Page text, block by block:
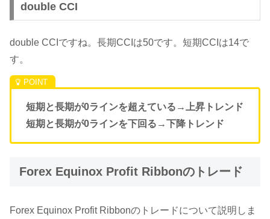
double CCI
double CCIですね。長期CCIは50です。短期CCIは14で
す。
短期と長期が0ラインを超えている→上昇トレンド
短期と長期が0ラインを下回る→下降トレンド
Forex Equinox Profit Ribbonのトレード
Forex Equinox Profit Ribbonのトレードについて説明しま